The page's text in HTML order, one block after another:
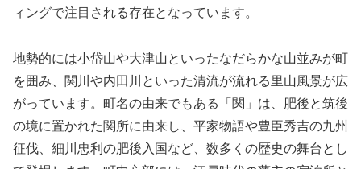
ィングで注目される存在となっています。
地勢的には小岱山や大津山といったなだらかな山並みが町
を囲み、関川や内田川といった清流が流れる里山風景が広
がっています。町名の由来でもある「関」は、肥後と筑後
の境に置かれた関所に由来し、平家物語や豊臣秀吉の九州
征伐、細川忠利の肥後入国など、数多くの歴史の舞台とし